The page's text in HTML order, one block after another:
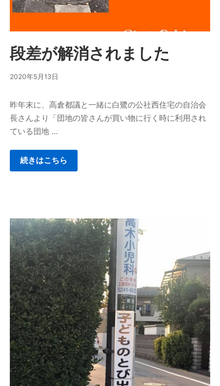
段差が解消されました
2020年5月13日
昨年末に、高倉都議と一緒に白鷺の公社西住宅の自治会
長さんより「団地の皆さんが買い物に行く時に利用され
ている団地 …
続きはこちら